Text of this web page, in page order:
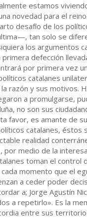
estamos
novedad para el
desafío de los
tan solo se
los argumentos
primera defección
por primera vez
catalanes
razón y sus motivos.
a promulgarse,
no son sus
favor, es amante de
catalanes, éstos
realidad
por medio de la
toman el control
momento que el
a ceder poder
a; Jorge Agustín
a repetirlo». Es la
entre sus